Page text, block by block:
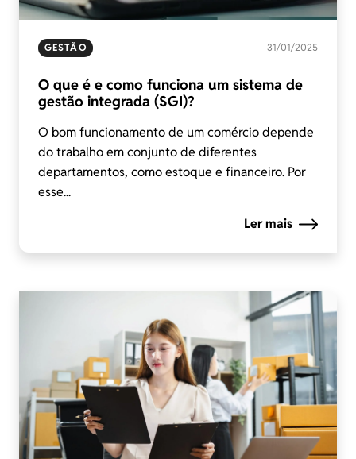
GESTÃO 31/01/2025
O que é e como funciona um sistema de
gestão integrada (SGI)?
O bom funcionamento de um comércio depende
do trabalho em conjunto de diferentes
departamentos, como estoque e financeiro. Por
esse...
Ler mais